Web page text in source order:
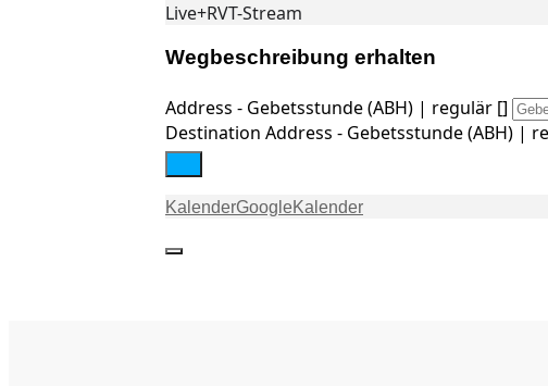
Live+RVT-Stream
Wegbeschreibung erhalten
Address - Gebetsstunde (ABH) | regulär []
Destination Address - Gebetsstunde (ABH) |
KalenderGoogleKalender